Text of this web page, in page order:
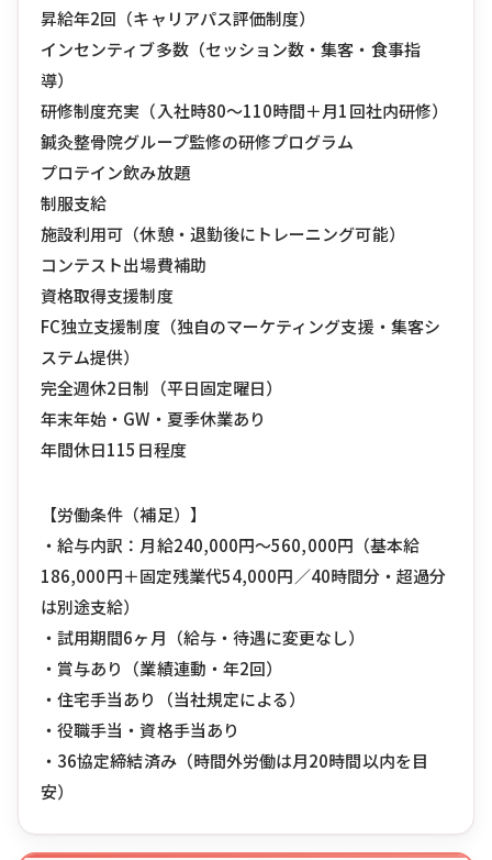
昇給年2回（キャリアパス評価制度）
インセンティブ多数（セッション数・集客・食事指
導）
研修制度充実（入社時80〜110時間＋月1回社内研修）
鍼灸整骨院グループ監修の研修プログラム
プロテイン飲み放題
制服支給
施設利用可（休憩・退勤後にトレーニング可能）
コンテスト出場費補助
資格取得支援制度
FC独立支援制度（独自のマーケティング支援・集客シ
ステム提供）
完全週休2日制（平日固定曜日）
年末年始・GW・夏季休業あり
年間休日115日程度
【労働条件（補足）】
・給与内訳：月給240,000円〜560,000円（基本給
186,000円＋固定残業代54,000円／40時間分・超過分
は別途支給）
・試用期間6ヶ月（給与・待遇に変更なし）
・賞与あり（業績連動・年2回）
・住宅手当あり（当社規定による）
・役職手当・資格手当あり
・36協定締結済み（時間外労働は月20時間以内を目
安）